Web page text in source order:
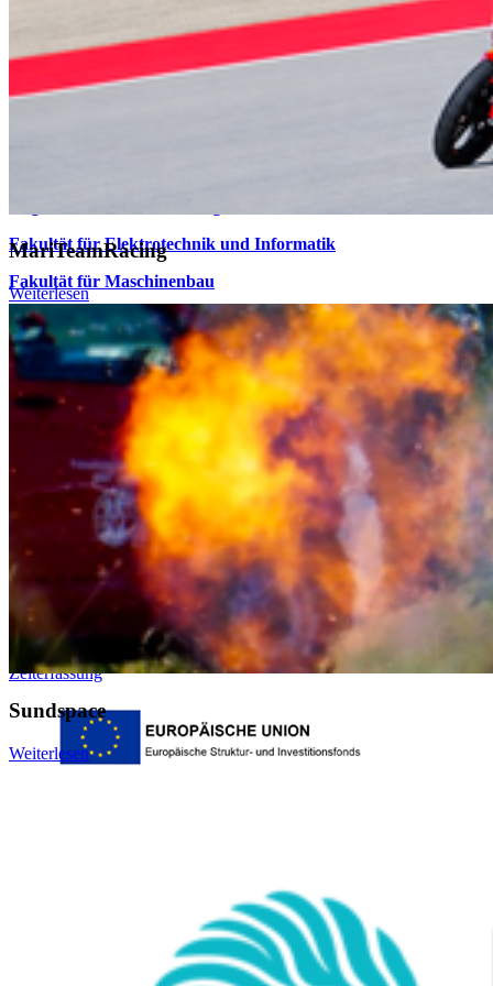
MariTeamRacing
Weiterlesen
Sundspace
Weiterlesen
Hochschule Stralsund
Zur Schwedenschanze 15
18435 Stralsund
Fakultät für Elektrotechnik und Informatik
Fakultät für Maschinenbau
Fakultät für Wirtschaft
Hochschulkommunikation
Dienstleistungsportal "e-HOST"
Studien- und Prüfungsportal (SuP)
B-ite
Webmailer
Moodle
Zeiterfassung